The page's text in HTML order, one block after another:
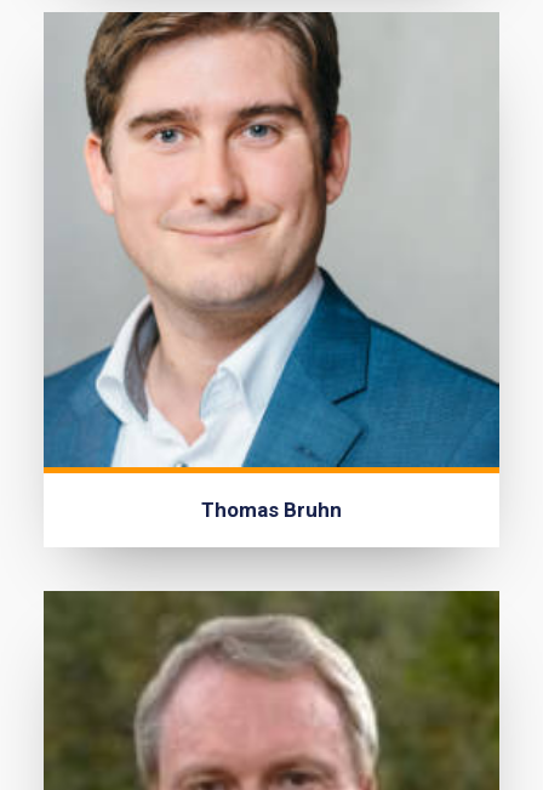
Thomas Bruhn